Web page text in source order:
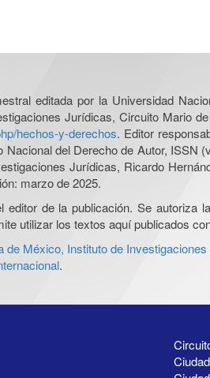
editada por la Universidad
Jurídicas, Circuito Mario
hechos-y-derechos. Editor
del Derecho de Autor, ISSN
Jurídicas, Ricardo
marzo de 2025.
de la publicación. Se autoriza
utilizar los textos aquí publicados
de México, Instituto de
.